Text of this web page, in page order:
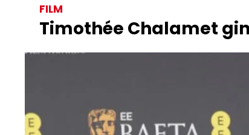
FILM
Timothée Chalamet